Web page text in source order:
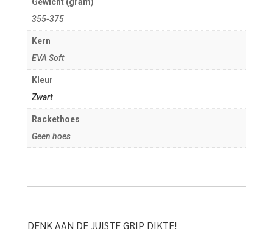
355-375
Kern
EVA Soft
Kleur
Zwart
Rackethoes
Geen hoes
DENK AAN DE JUISTE GRIP DIKTE!